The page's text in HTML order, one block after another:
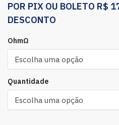
POR PIX OU BOLETO R$
DESCONTO
OhmΩ
Quantidade